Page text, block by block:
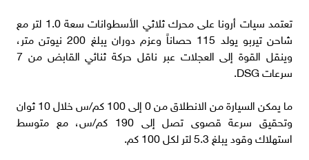
تعتمد سيات أرونا على محرك ثلاثي الأسطوانات سعة 1.0 لتر مع
شاحن تيربو يولد 115 حصاناً وعزم دوران يبلغ 200 نيوتن متر،
وينقل القوة إلى العجلات عبر ناقل حركة ثنائي القابض من 7
سرعات DSG.
ما يمكن السيارة من الانطلاق من 0 إلى 100 كم/س خلال 10 ثوان
وتحقيق سرعة قصوى تصل إلى 190 كم/س، مع متوسط
استهلاك وقود يبلغ 5.3 لتر لكل 100 كم.